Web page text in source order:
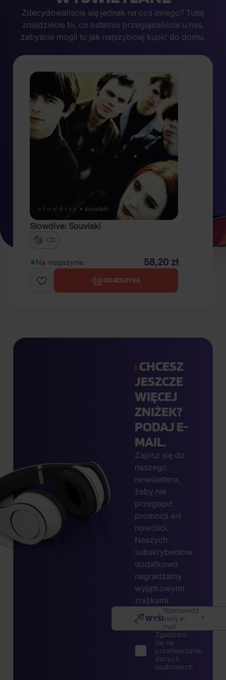
Zdecydowaliście się jednak na coś innego? Tutaj
znajdziecie to, co ostatnio przeglądaliście u nas,
żebyście mogli to jak najszybciej kupić do domu.
Slowdive: Souvlaki
CD
Na magazynie 58,20 zł
DO KOSZYKA
CHCESZ
JESZCZE
WIĘCEJ
ZNIŻEK?
PODAJ E-
MAIL.
Zapisz się do
naszego
newslettera,
żeby nie
przegapić
promocji ani
nowości.
Naszych
subskrybentów
dodatkowo
nagradzamy
wyjątkowymi
zniżkami.
Wprowadź
swój e-
mail
WYŚLIJ
Zgadzam
się na
przetwarzanie
danych
osobowych